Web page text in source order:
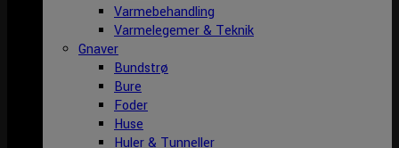
Varmebehandling
Varmelegemer & Teknik
Gnaver
Bundstrø
Bure
Foder
Huse
Huler & Tunneller